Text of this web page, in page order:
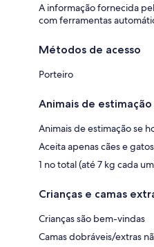
A informação fornecida
com ferramentas
Métodos de acesso
Porteiro
Animais de estimação
Animais de estimação se
Aceita apenas cães e gatos
1 no total (até 7 kg cada
Crianças e camas
Crianças são bem-vindas
Camas dobráveis/extras